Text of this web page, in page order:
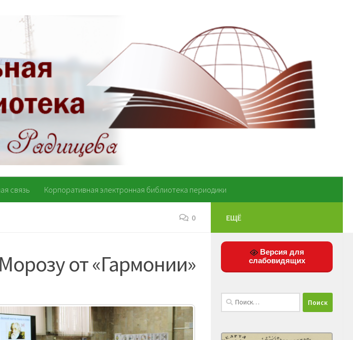
связь Корпоративная электронная библиотека периодики
0
от «Гармонии»
ЕЩЁ
Версия для
слабовидящих
Найти: